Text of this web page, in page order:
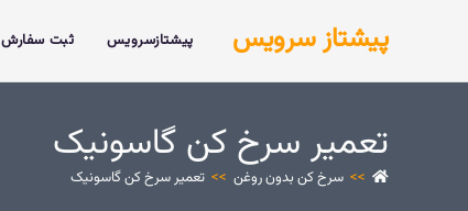
پیشتاز سرویس پیشتازسرویس ثبت سفارش
تعمیر سرخ کن گاسونیک
>> سرخ کن بدون روغن >> تعمیر سرخ کن گاسونیک